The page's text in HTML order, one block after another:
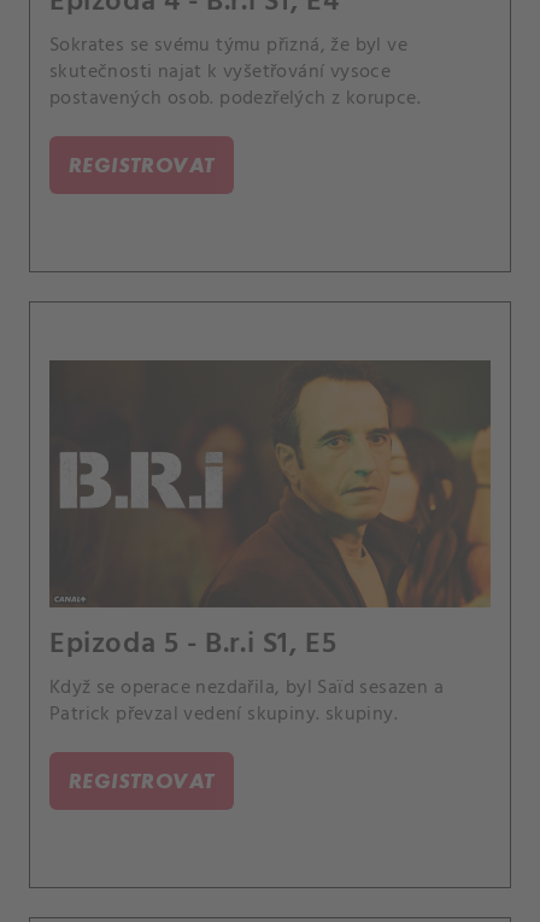
Sokrates se svému týmu přizná, že byl ve
skutečnosti najat k vyšetřování vysoce
postavených osob. podezřelých z korupce.
REGISTROVAT
Epizoda 5 - B.r.i S1, E5
Když se operace nezdařila, byl Saïd sesazen a
Patrick převzal vedení skupiny. skupiny.
REGISTROVAT